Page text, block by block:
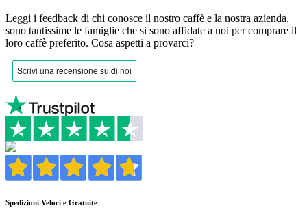
Leggi i feedback di chi conosce il nostro caffè e la nostra azienda,
sono tantissime le famiglie che si sono affidate a noi per comprare il
loro caffè preferito. Cosa aspetti a provarci?
Spedizioni Veloci e Gratuite